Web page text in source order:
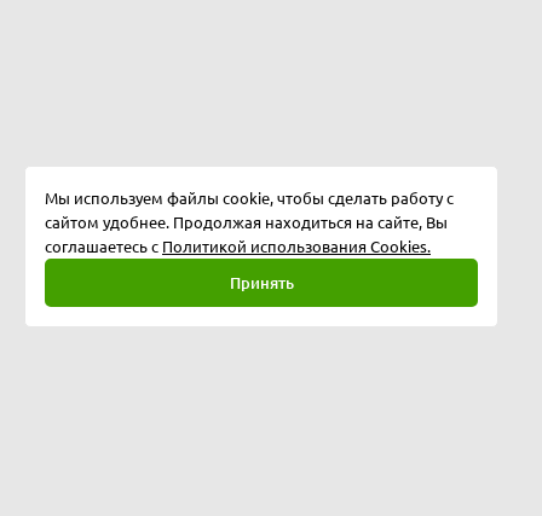
Мы используем файлы cookie, чтобы сделать работу с
сайтом удобнее. Продолжая находиться на сайте, Вы
соглашаетесь с Политикой использования Cookies.
Принять